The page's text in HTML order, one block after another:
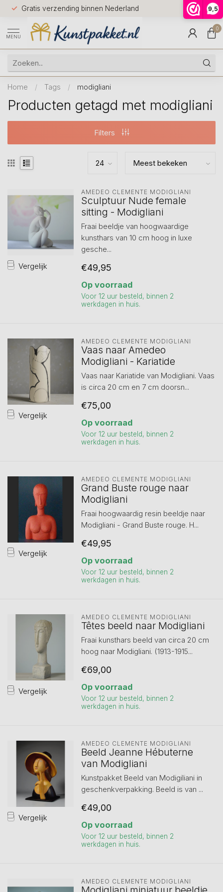
9,5
Gratis verzending binnen Nederland
Voor
huis
9.5
MENU
0
Home / Tags / modigliani
Producten getagd met modigliani
Filters
Vergelijk
AMEDEO CLEMENTE MODIGLIANI
Sculptuur Nude female
sitting - Modigliani
Fraai beeldje van hoogwaardige
kunsthars van 10 cm hoog in luxe
gesche...
€49,95
Op voorraad
Voor 12 uur besteld, binnen 2
werkdagen in huis.
Vergelijk
AMEDEO CLEMENTE MODIGLIANI
Vaas naar Amedeo
Modigliani - Kariatide
Vaas naar Kariatide van Modigliani. Vaas
is circa 20 cm en 7 cm doorsn...
€75,00
Op voorraad
Voor 12 uur besteld, binnen 2
werkdagen in huis.
Vergelijk
AMEDEO CLEMENTE MODIGLIANI
Grand Buste rouge naar
Modigliani
Fraai hoogwaardig resin beeldje naar
Modigliani - Grand Buste rouge. H...
€49,95
Op voorraad
Voor 12 uur besteld, binnen 2
werkdagen in huis.
Vergelijk
AMEDEO CLEMENTE MODIGLIANI
Têtes beeld naar Modigliani
Fraai kunsthars beeld van circa 20 cm
hoog naar Modigliani. (1913-1915...
€69,00
Op voorraad
Voor 12 uur besteld, binnen 2
werkdagen in huis.
Vergelijk
AMEDEO CLEMENTE MODIGLIANI
Beeld Jeanne Hébuterne
van Modigliani
Kunstpakket Beeld van Modigiliani in
geschenkverpakking. Beeld is van ...
€49,00
Op voorraad
Voor 12 uur besteld, binnen 2
werkdagen in huis.
AMEDEO CLEMENTE MODIGLIANI